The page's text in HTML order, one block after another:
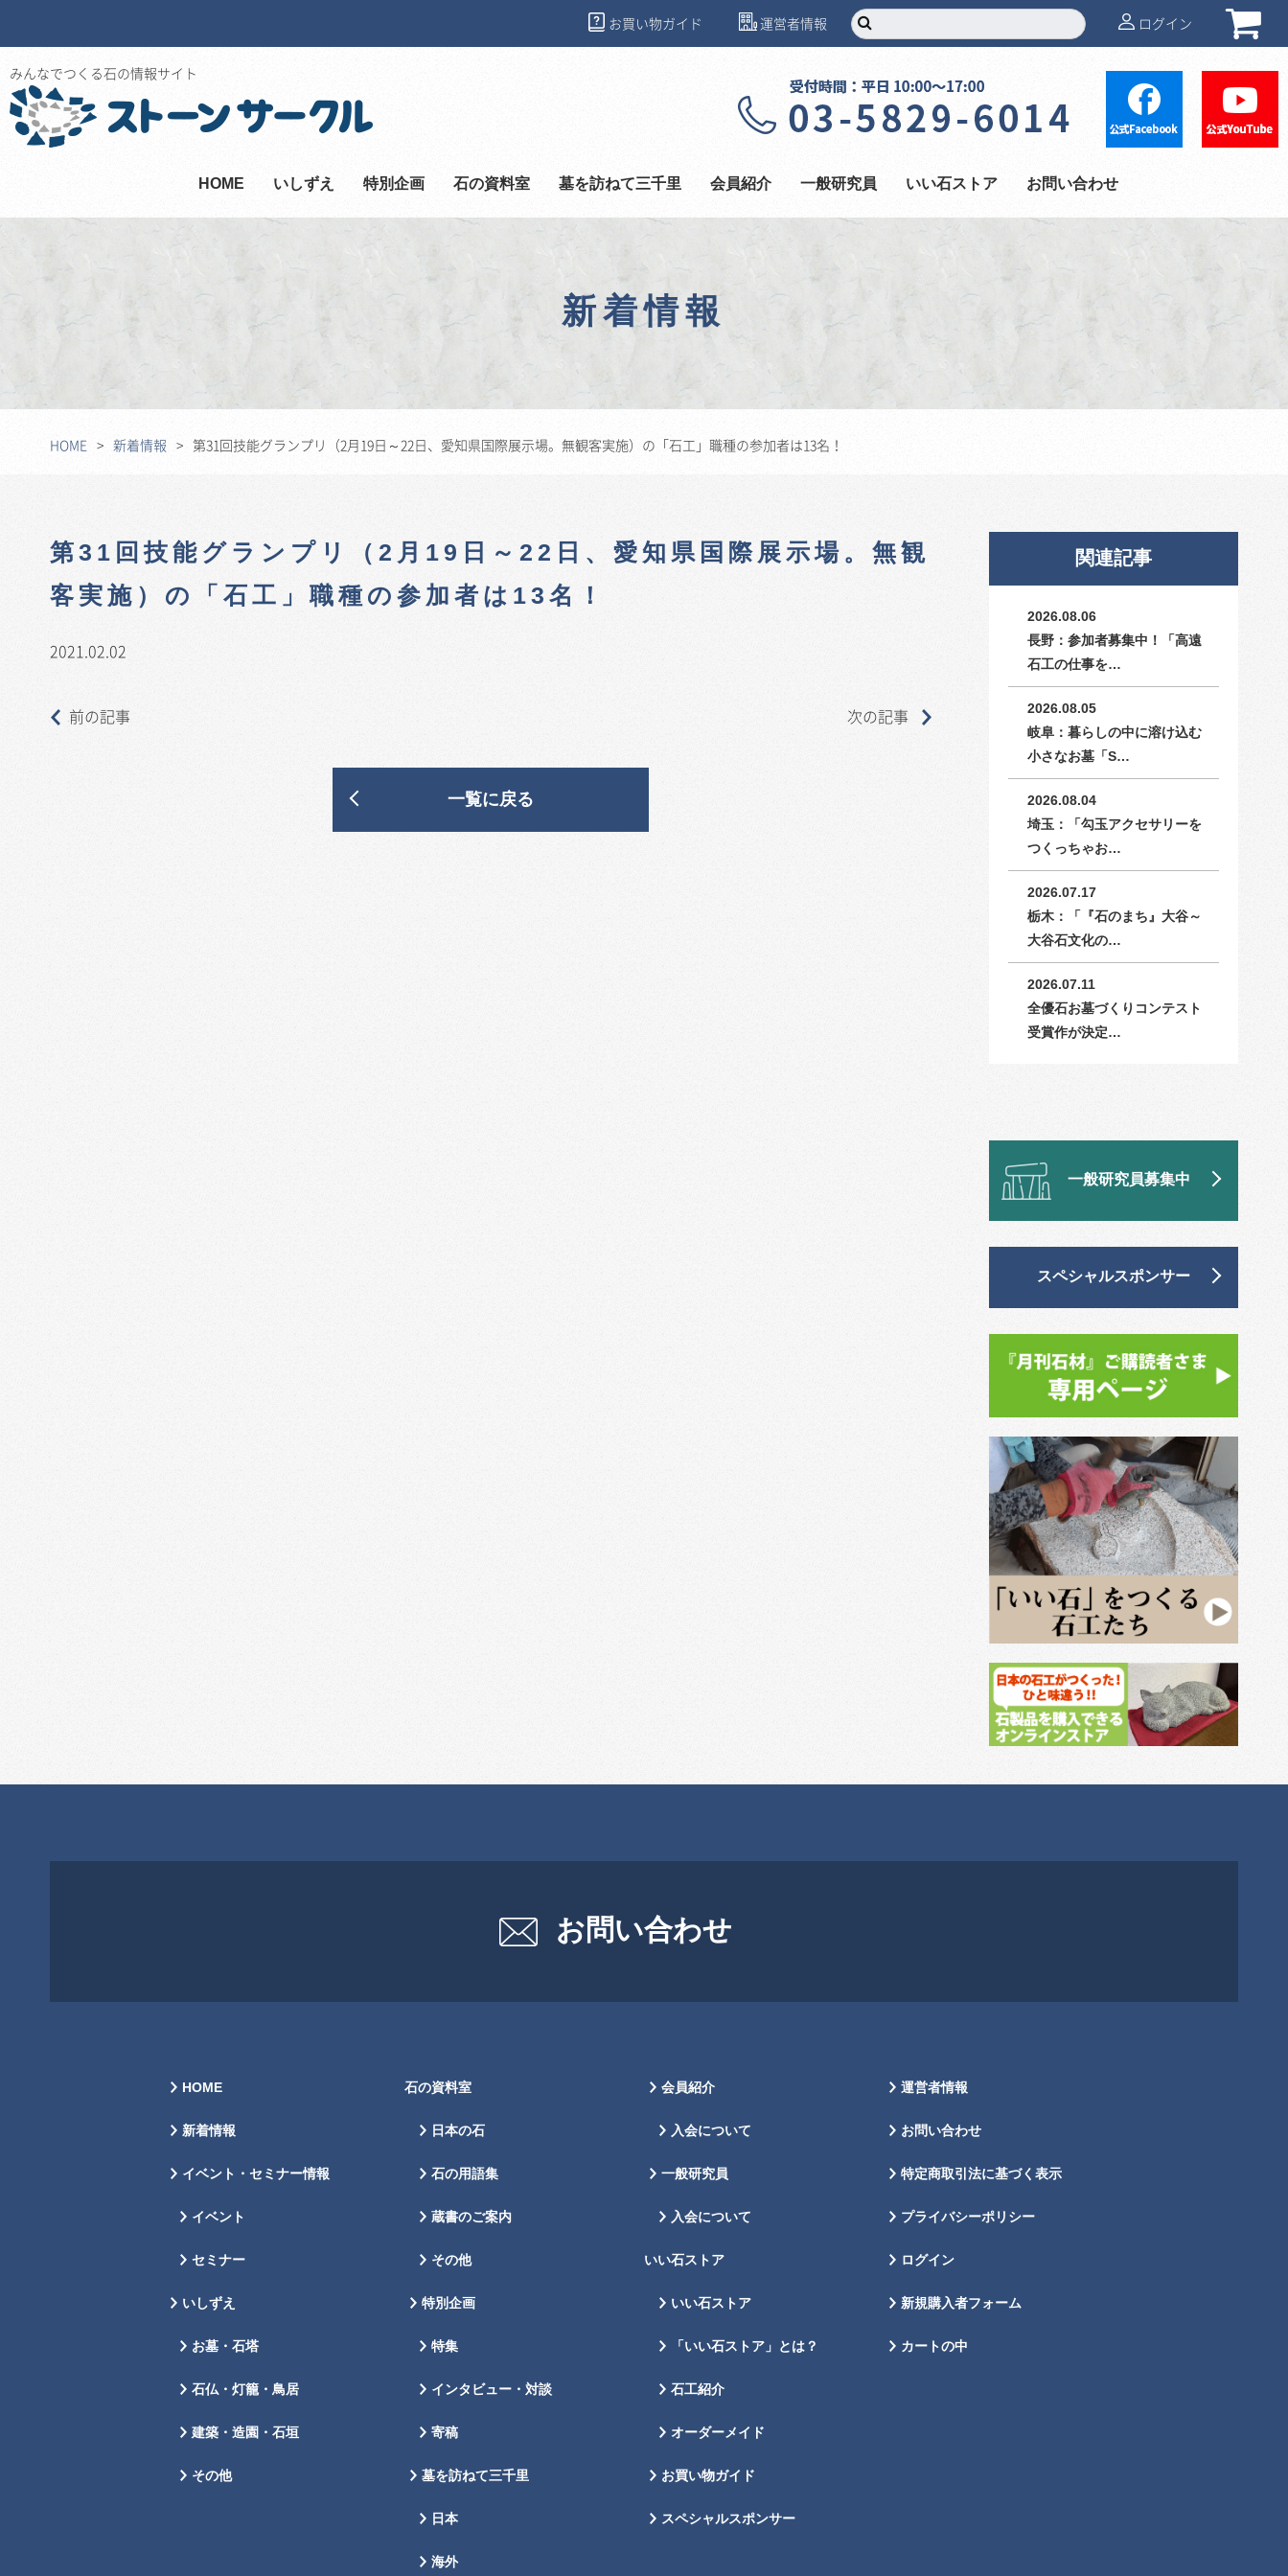
お買い物ガイド 運営者情報 ログイン
みんなでつくる石の情報サイト
HOME いしずえ 特別企画 石の資料室 墓を訪ねて三千里 会員紹介 一般研究員 いい石ストア お問い合わせ
新着情報
HOME 新着情報 第31回技能グランプリ（2月19日～22日、愛知県国際展示場。無観客実施）の「石工」職種の参加者は13名！
第31回技能グランプリ（2月19日～22日、愛知県国際展示場。無観
客実施）の「石工」職種の参加者は13名！
2021.02.02
前の記事 次の記事
一覧に戻る
関連記事
2026.08.06
長野：参加者募集中！「高遠
石工の仕事を…
2026.08.05
岐阜：暮らしの中に溶け込む
小さなお墓「S…
2026.08.04
埼玉：「勾玉アクセサリーを
つくっちゃお…
2026.07.17
栃木：「『石のまち』大谷～
大谷石文化の…
2026.07.11
全優石お墓づくりコンテスト
受賞作が決定…
一般研究員募集中
スペシャルスポンサー
お問い合わせ
HOME
新着情報
イベント・セミナー情報
イベント
セミナー
いしずえ
お墓・石塔
石仏・灯籠・鳥居
建築・造園・石垣
その他
石の資料室
日本の石
石の用語集
蔵書のご案内
その他
特別企画
特集
インタビュー・対談
寄稿
墓を訪ねて三千里
日本
海外
会員紹介
入会について
一般研究員
入会について
いい石ストア
いい石ストア
「いい石ストア」とは？
石工紹介
オーダーメイド
お買い物ガイド
スペシャルスポンサー
運営者情報
お問い合わせ
特定商取引法に基づく表示
プライバシーポリシー
ログイン
新規購入者フォーム
カートの中